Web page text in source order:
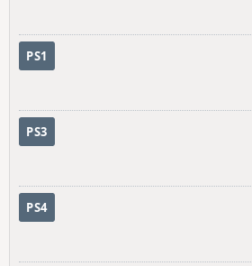
PS1
PS3
PS4